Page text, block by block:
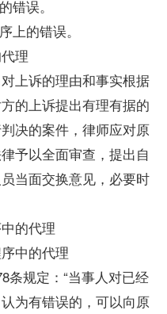
误。
的错误。
理
上诉的理由和事实根据
的上诉提出有理有据的
决的案件，律师应对原
予以全面审查，提出自
当面交换意见，必要时
的代理
中的代理
规定：“当事人对已经
为有错误的，可以向原